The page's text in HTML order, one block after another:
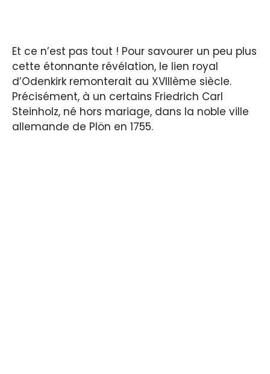
Et ce n’est pas tout ! Pour savourer un peu plus
cette étonnante révélation, le lien royal
d’Odenkirk remonterait au XVIIIème siècle.
Précisément, à un certains Friedrich Carl
Steinholz, né hors mariage, dans la noble ville
allemande de Plön en 1755.